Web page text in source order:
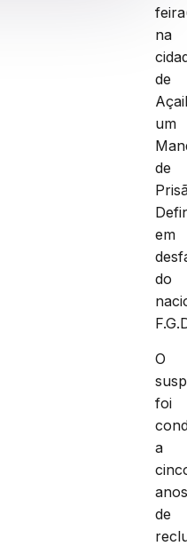
na
de
um
de
em
do
O
foi
a
de